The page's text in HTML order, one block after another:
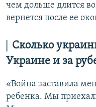
чем дольше длится
вернется после ее
Сколько
Украине и за
«Война заставила
ребенка. Мы